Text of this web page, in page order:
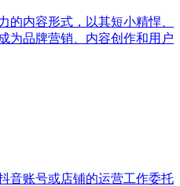
的内容形式，以其短小精悍、
为品牌营销、内容创作和用户
音账号或店铺的运营工作委托